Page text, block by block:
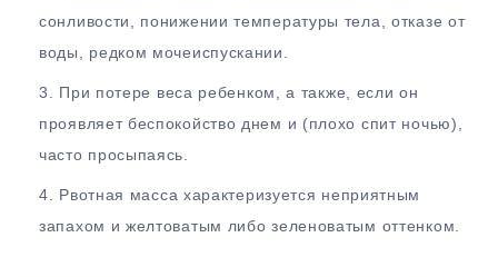
сонливости, понижении температуры тела, отказе от
воды, редком мочеиспускании.
При потере веса ребенком, а также, если он
проявляет беспокойство днем и (плохо спит ночью),
часто просыпаясь.
Рвотная масса характеризуется неприятным
запахом и желтоватым либо зеленоватым оттенком.